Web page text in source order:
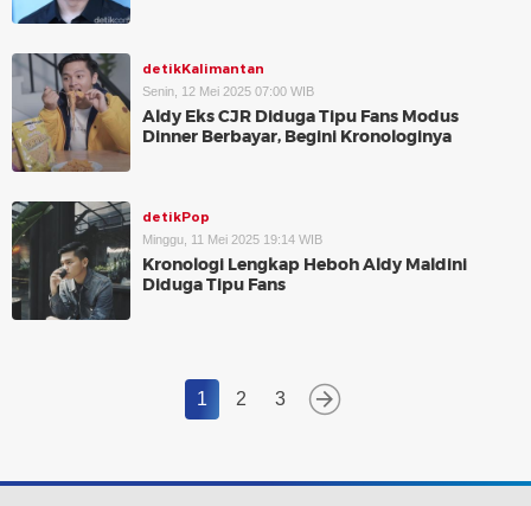
detikKalimantan
Senin, 12 Mei 2025 07:00 WIB
Aldy Eks CJR Diduga Tipu Fans Modus
Dinner Berbayar, Begini Kronologinya
detikPop
Minggu, 11 Mei 2025 19:14 WIB
Kronologi Lengkap Heboh Aldy Maldini
Diduga Tipu Fans
1 2 3